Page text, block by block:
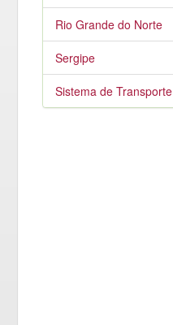
Rio Grande do Norte
Sergipe
Sistema de Transporte